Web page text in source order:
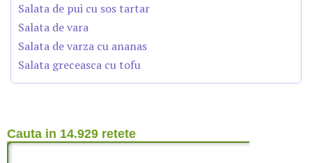
Salata de pui cu sos tartar
Salata de vara
Salata de varza cu ananas
Salata greceasca cu tofu
Cauta in 14.929 retete